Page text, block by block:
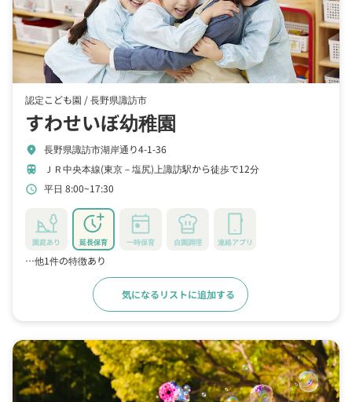
認定こども園 /長野県諏訪市
すわせいぼ幼稚園
location_on 長野県諏訪市湖岸通り4-1-36
train ＪＲ中央本線(東京－塩尻)上諏訪駅から徒歩で12分
schedule 平日 8:00~17:30
園庭あり 延長保育 一時保育 自園調理 連絡アプリ
…他1件の特徴あり
気になるリストに追加する